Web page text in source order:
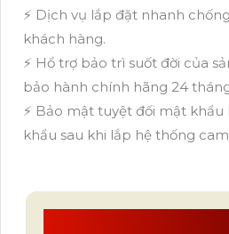
⚡ Dịch vụ lắp đặt nhanh
khách hàng.
⚡ Hổ trợ bảo trì suốt đời của
bảo hành chính hãng 24
⚡ Bảo mật tuyệt đối mật
khẩu sau khi lắp hệ thống